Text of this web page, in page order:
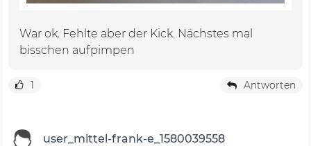
War ok. Fehlte aber der Kick. Nächstes mal
bisschen aufpimpen
1 Antworten
user_mittel-frank-e_1580039558